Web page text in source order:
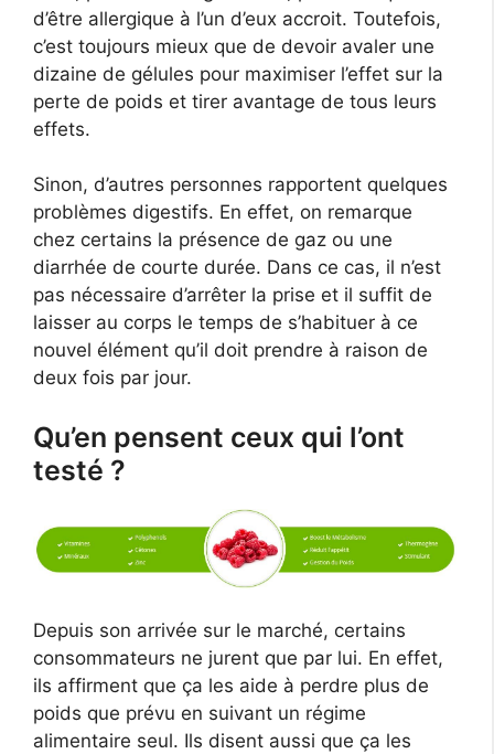
d’être allergique à l’un d’eux accroit. Toutefois,
c’est toujours mieux que de devoir avaler une
dizaine de gélules pour maximiser l’effet sur la
perte de poids et tirer avantage de tous leurs
effets.
Sinon, d’autres personnes rapportent quelques
problèmes digestifs. En effet, on remarque
chez certains la présence de gaz ou une
diarrhée de courte durée. Dans ce cas, il n’est
pas nécessaire d’arrêter la prise et il suffit de
laisser au corps le temps de s’habituer à ce
nouvel élément qu’il doit prendre à raison de
deux fois par jour.
Qu’en pensent ceux qui l’ont
testé ?
Depuis son arrivée sur le marché, certains
consommateurs ne jurent que par lui. En effet,
ils affirment que ça les aide à perdre plus de
poids que prévu en suivant un régime
alimentaire seul. Ils disent aussi que ça les